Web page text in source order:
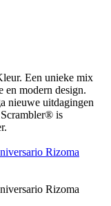
Een unieke mix
en modern design.
nieuwe uitdagingen
is
Rizoma
Rizoma